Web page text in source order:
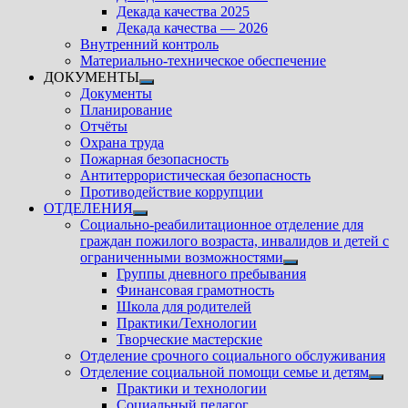
подменю
Декада качества 2025
Декада качества — 2026
Внутренний контроль
Материально-техническое обеспечение
ДОКУМЕНТЫ
Показать
подменю
Документы
Планирование
Отчёты
Охрана труда
Пожарная безопасность
Антитеррористическая безопасность
Противодействие коррупции
ОТДЕЛЕНИЯ
Показать
подменю
Социально-реабилитационное отделение для
граждан пожилого возраста, инвалидов и детей с
ограниченными возможностями
Показать
подменю
Группы дневного пребывания
Финансовая грамотность
Школа для родителей
Практики/Технологии
Творческие мастерские
Отделение срочного социального обслуживания
Отделение социальной помощи семье и детям
Практики и технологии
Социальный педагог